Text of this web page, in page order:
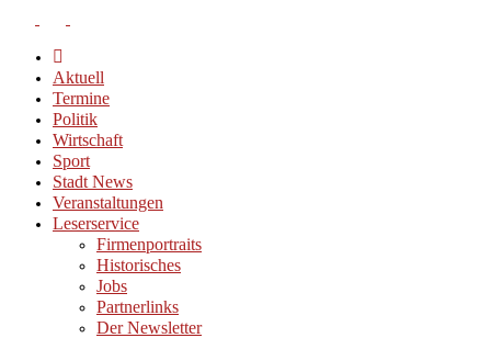
Aktuell
Termine
Politik
Wirtschaft
Sport
Stadt News
Veranstaltungen
Leserservice
Firmenportraits
Historisches
Jobs
Partnerlinks
Der Newsletter